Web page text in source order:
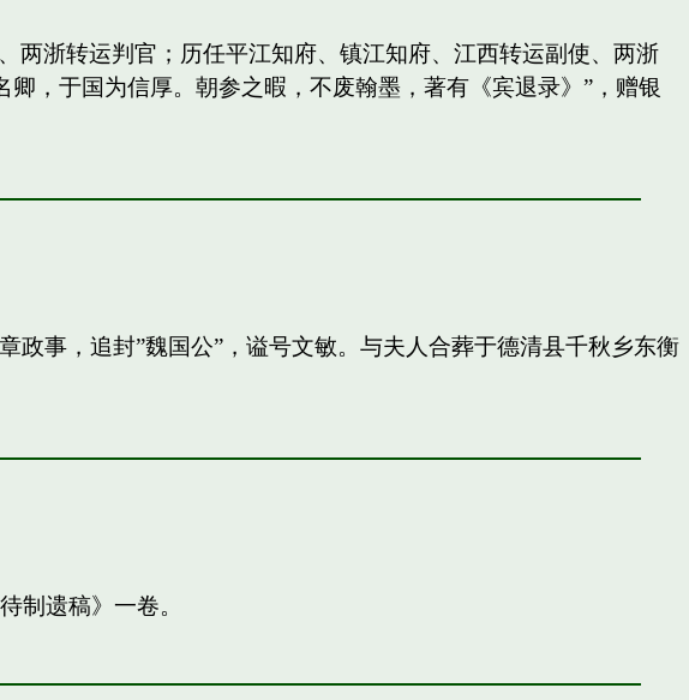
两浙转运判官；历任平江知府、镇江知府、江西转运副使、两浙
，于国为信厚。朝参之暇，不废翰墨，著有《宾退录》”，赠银
政事，追封”魏国公”，谥号文敏。与夫人合葬于德清县千秋乡东衡
制遗稿》一卷。